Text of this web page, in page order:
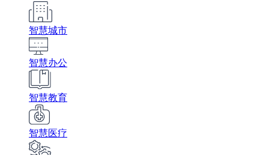
智慧城市
智慧办公
智慧教育
智慧医疗